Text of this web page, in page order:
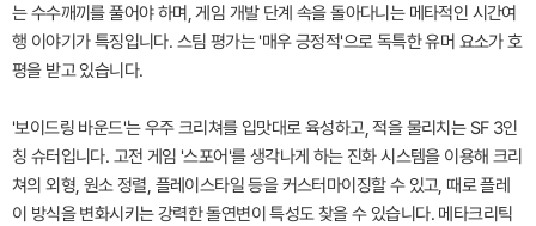
는 수수깨끼를 풀어야 하며, 게임 개발 단계 속을 돌아다니는 메타적인 시간여
행 이야기가 특징입니다. 스팀 평가는 '매우 긍정적'으로 독특한 유머 요소가 호
평을 받고 있습니다.
'보이드링 바운드'는 우주 크리쳐를 입맛대로 육성하고, 적을 물리치는 SF 3인
칭 슈터입니다. 고전 게임 '스포어'를 생각나게 하는 진화 시스템을 이용해 크리
쳐의 외형, 원소 정렬, 플레이스타일 등을 커스터마이징할 수 있고, 때로 플레
이 방식을 변화시키는 강력한 돌연변이 특성도 찾을 수 있습니다. 메타크리틱